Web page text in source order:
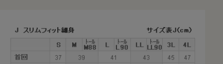
●ソフト＆ストレッチでノンストレス
サラッとした肌ざわりと柔らかな着心地。
ナチュラルなストレッチが、動きやすい。
見た目はきちんと見えてスマート、だけど着心地は楽でリ